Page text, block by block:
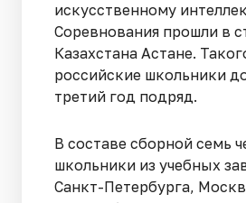
искусственному
Соревнования прошли в
Казахстана Астане.
российские школьники
третий год подряд.
В составе сборной семь
школьники из учебных
Санкт-Петербурга,